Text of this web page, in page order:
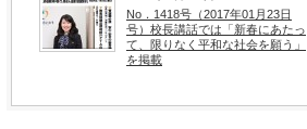
No．1418号（2017年01月23日
号）校長講話では「新春にあたっ
て、限りなく平和な社会を願う」
を掲載